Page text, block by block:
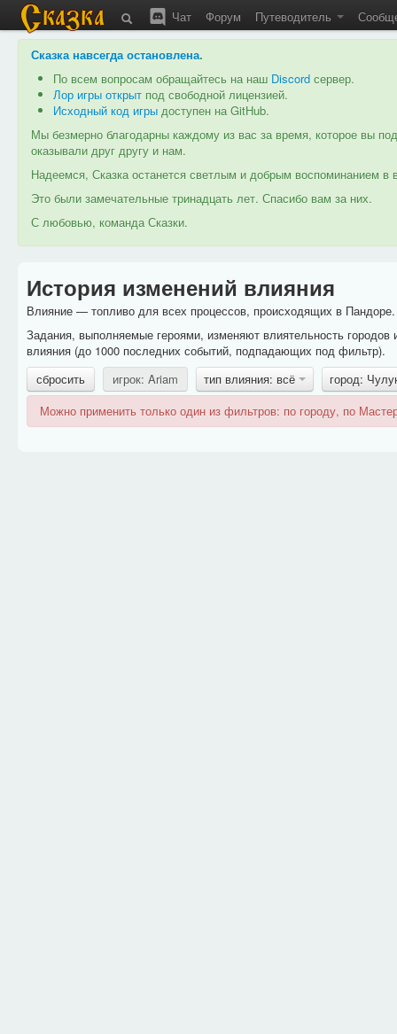
Чат Форум Путеводитель
Сказка навсегда остановлена.
По всем вопросам обращайтесь на наш Discord сервер.
Лор игры открыт под свободной лицензией.
Исходный код игры доступен на GitHub.
Мы безмерно благодарны каждому из вас за время, которое вы
оказывали друг другу и нам.
Надеемся, Сказка останется светлым и добрым воспоминанием
Это были замечательные тринадцать лет. Спасибо вам за них.
С любовью, команда Сказки.
История изменений влияния
Влияние — топливо для всех процессов, происходящих в
Задания, выполняемые героями, изменяют влиятельность
влияния (до 1000 последних событий, подпадающих под фильтр).
сбросить
игрок: Ariam тип влияния: всё
город:
Можно применить только один из фильтров: по городу, по